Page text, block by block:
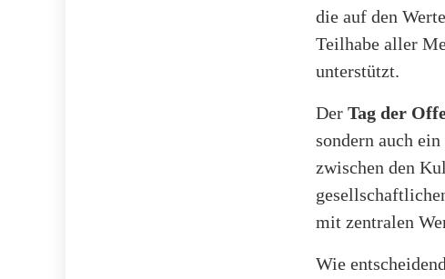
die auf den
Teilhabe aller
unterstützt.
Der Tag der
sondern auch
zwischen den
mit zentralen
Wie